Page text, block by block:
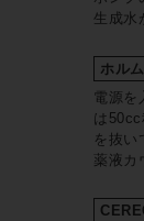
生成水
ホル
電源を
は
を抜い
薬液カ